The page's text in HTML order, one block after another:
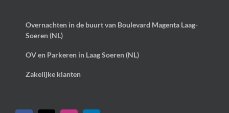
Overnachten in de buurt van Boulevard Magenta Laag-
Soeren (NL)
OV en Parkeren in Laag Soeren (NL)
Zakelijke klanten